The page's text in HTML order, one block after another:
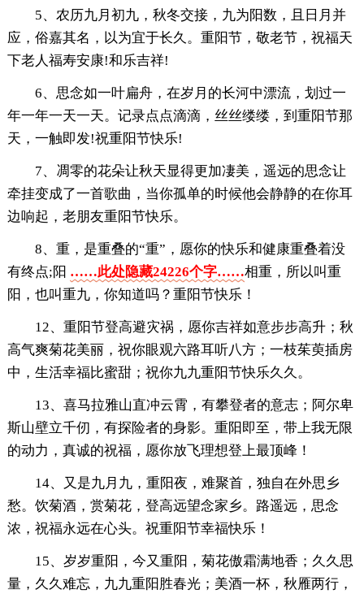
5、农历九月初九，秋冬交接，九为阳数，且日月并
应，俗嘉其名，以为宜于长久。重阳节，敬老节，祝福天
下老人福寿安康!和乐吉祥!
6、思念如一叶扁舟，在岁月的长河中漂流，划过一
年一年一天一天。记录点点滴滴，丝丝缕缕，到重阳节那
天，一触即发!祝重阳节快乐!
7、凋零的花朵让秋天显得更加凄美，遥远的思念让
牵挂变成了一首歌曲，当你孤单的时候他会静静的在你耳
边响起，老朋友重阳节快乐。
8、重，是重叠的“重”，愿你的快乐和健康重叠着没
有终点;阳 ……此处隐藏24226个字……相重，所以叫重
阳，也叫重九，你知道吗？重阳节快乐！
12、重阳节登高避灾祸，愿你吉祥如意步步高升；秋
高气爽菊花美丽，祝你眼观六路耳听八方；一枝茱萸插房
中，生活幸福比蜜甜；祝你九九重阳节快乐久久。
13、喜马拉雅山直冲云霄，有攀登者的意志；阿尔卑
斯山壁立千仞，有探险者的身影。重阳即至，带上我无限
的动力，真诚的祝福，愿你放飞理想登上最顶峰！
14、又是九月九，重阳夜，难聚首，独自在外思乡
愁。饮菊酒，赏菊花，登高远望念家乡。路遥远，思念
浓，祝福永远在心头。祝重阳节幸福快乐！
15、岁岁重阳，今又重阳，菊花傲霜满地香；久久思
量，久久难忘，九九重阳胜春光；美酒一杯，秋雁两行，